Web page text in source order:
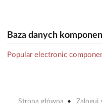
Baza danych
Popular electronic